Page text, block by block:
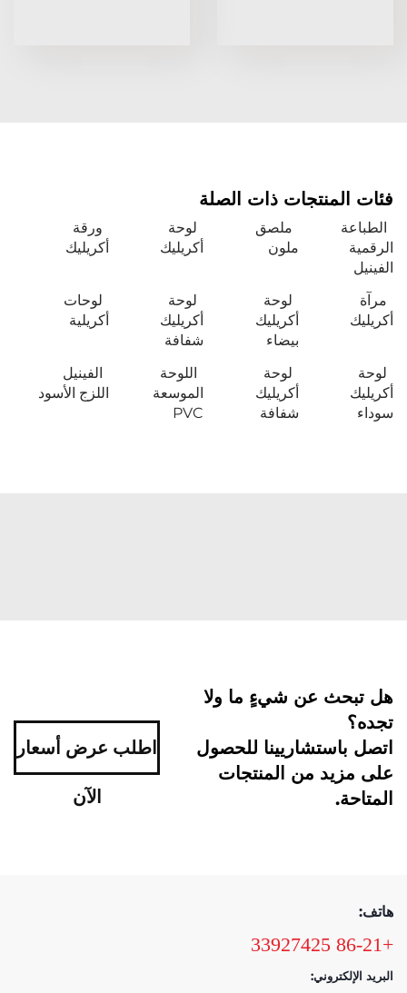
فئات المنتجات ذات الصلة
الطباعة
الرقمية
الفينيل
ملصق
ملون
لوحة
أكريليك
ورقة
أكريليك
مرآة
أكريليك
لوحة
أكريليك
بيضاء
لوحة
أكريليك
شفافة
لوحات
أكريلية
لوحة
أكريليك
سوداء
لوحة
أكريليك
شفافة
اللوحة
الموسعة
PVC
الفينيل
اللزج الأسود
هل تبحث عن شيءٍ ما ولا
تجده؟
اتصل باستشاريينا للحصول
على مزيد من المنتجات
المتاحة.
اطلب عرض أسعار
الآن
هاتف:
+86-21 33927425
البريد الإلكتروني: